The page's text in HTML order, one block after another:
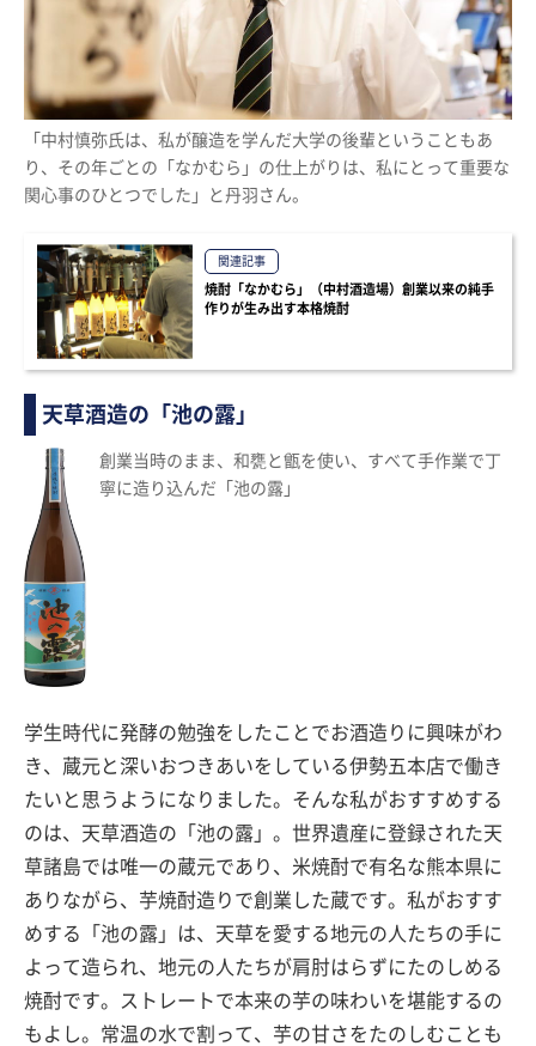
「中村慎弥氏は、私が醸造を学んだ大学の後輩ということもあ
り、その年ごとの「なかむら」の仕上がりは、私にとって重要な
関心事のひとつでした」と丹羽さん。
関連記事
焼酎「なかむら」（中村酒造場）創業以来の純手
作りが生み出す本格焼酎
天草酒造の「池の露」
創業当時のまま、和甕と甑を使い、すべて手作業で丁
寧に造り込んだ「池の露」
学生時代に発酵の勉強をしたことでお酒造りに興味がわ
き、蔵元と深いおつきあいをしている伊勢五本店で働き
たいと思うようになりました。そんな私がおすすめする
のは、天草酒造の「池の露」。世界遺産に登録された天
草諸島では唯一の蔵元であり、米焼酎で有名な熊本県に
ありながら、芋焼酎造りで創業した蔵です。私がおすす
めする「池の露」は、天草を愛する地元の人たちの手に
よって造られ、地元の人たちが肩肘はらずにたのしめる
焼酎です。ストレートで本来の芋の味わいを堪能するの
もよし。常温の水で割って、芋の甘さをたのしむことも